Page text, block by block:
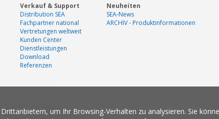
Verkauf & Support
Distribution SEA
Fachpartner national
Vertretungen weltweit
Kunden Center
Dienstleistungen
Download
Referenzen
Neuheiten
SEA-News
ARCHIV - Produktinformationen
um Ihr Browsing-Verhalten zu analysieren. Sie